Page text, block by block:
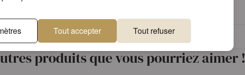
Tout accepter Tout refuser
uniques Qualité supérieure
produits que vous pourriez aimer !